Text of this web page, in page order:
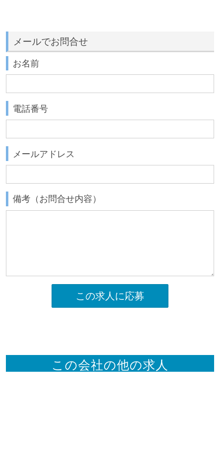
メールでお問合せ
お名前
電話番号
メールアドレス
備考（お問合せ内容）
この求人に応募
この会社の他の求人